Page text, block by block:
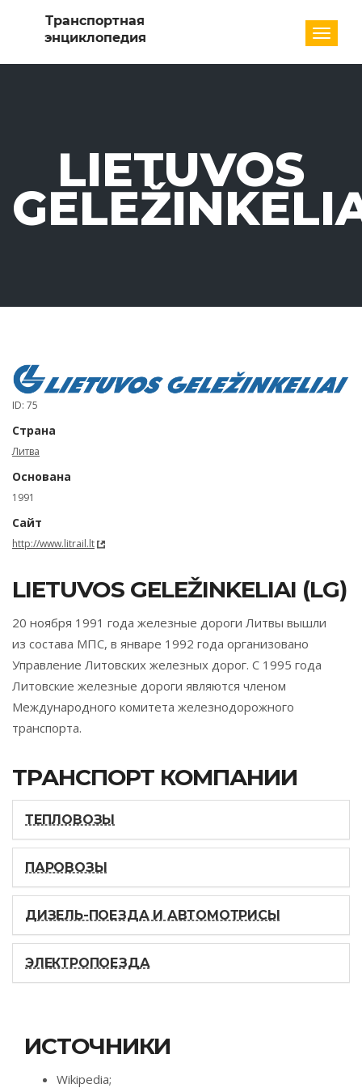
LIETUVOS
ID: 75
Страна
Литва
Основана
1991
Сайт
http://www.litrail.lt
LIETUVOS GELEŽINKELIAI (LG)
20 ноября 1991 года железные дороги Литвы вышли
из состава МПС, в январе 1992 года организовано
Управление Литовских железных дорог. С 1995 года
Литовские железные дороги являются членом
Международного комитета железнодорожного
транспорта.
ТРАНСПОРТ КОМПАНИИ
ТЕПЛОВОЗЫ
ПАРОВОЗЫ
ДИЗЕЛЬ-ПОЕЗДА И АВТОМОТРИСЫ
ЭЛЕКТРОПОЕЗДА
ИСТОЧНИКИ
Wikipedia;